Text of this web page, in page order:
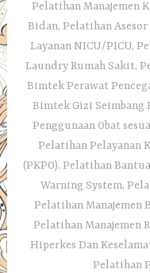
Pelatihan Manajemen
Bidan, Pelatihan
Layanan NICU/PICU,
Laundry Rumah Sakit,
Bimtek Perawat
Bimtek Gizi Seimbang
Penggunaan Obat
Pelatihan Pelayanan
(PKPO), Pelatihan
Warning System,
Pelatihan Manajemen
Pelatihan Manajemen
Hiperkes Dan
Pelatihan